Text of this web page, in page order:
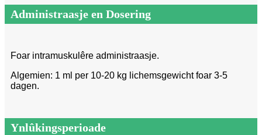
Administraasje en Dosering
Foar intramuskulêre administraasje.
Algemien: 1 ml per 10-20 kg lichemsgewicht foar 3-5
dagen.
Ynlûkingsperioade